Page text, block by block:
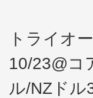
トライオ
10/23@コ
ル/NZドル